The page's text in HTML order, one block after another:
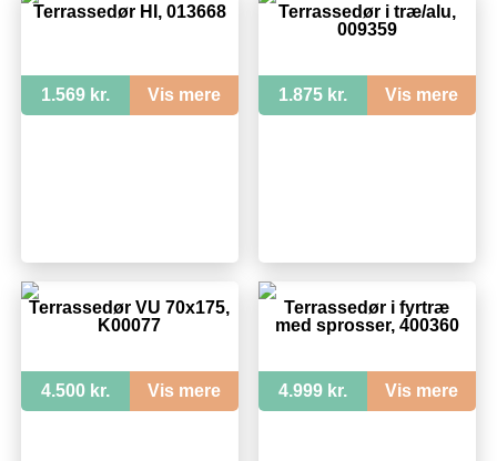
Terrassedør HI, 013668
1.569 kr. Vis mere
Terrassedør i træ/alu,
009359
1.875 kr. Vis mere
Terrassedør VU 70x175,
K00077
4.500 kr. Vis mere
Terrassedør i fyrtræ
med sprosser, 400360
4.999 kr. Vis mere